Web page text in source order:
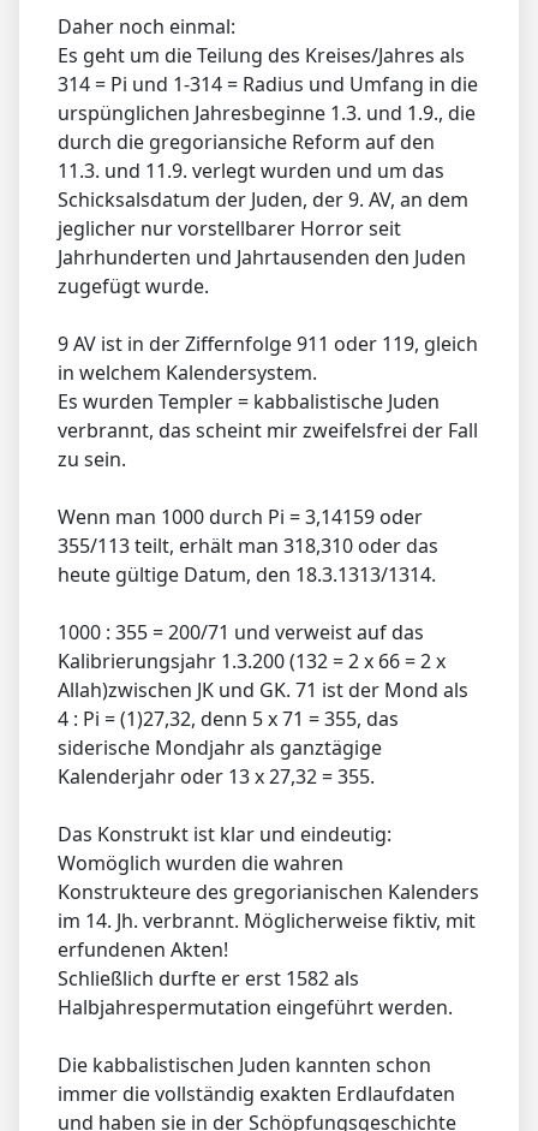
Daher noch einmal:
Es geht um die Teilung des Kreises/Jahres als
314 = Pi und 1-314 = Radius und Umfang in die
urspünglichen Jahresbeginne 1.3. und 1.9., die
durch die gregoriansiche Reform auf den
11.3. und 11.9. verlegt wurden und um das
Schicksalsdatum der Juden, der 9. AV, an dem
jeglicher nur vorstellbarer Horror seit
Jahrhunderten und Jahrtausenden den Juden
zugefügt wurde.
9 AV ist in der Ziffernfolge 911 oder 119, gleich
in welchem Kalendersystem.
Es wurden Templer = kabbalistische Juden
verbrannt, das scheint mir zweifelsfrei der Fall
zu sein.
Wenn man 1000 durch Pi = 3,14159 oder
355/113 teilt, erhält man 318,310 oder das
heute gültige Datum, den 18.3.1313/1314.
1000 : 355 = 200/71 und verweist auf das
Kalibrierungsjahr 1.3.200 (132 = 2 x 66 = 2 x
Allah)zwischen JK und GK. 71 ist der Mond als
4 : Pi = (1)27,32, denn 5 x 71 = 355, das
siderische Mondjahr als ganztägige
Kalenderjahr oder 13 x 27,32 = 355.
Das Konstrukt ist klar und eindeutig:
Womöglich wurden die wahren
Konstrukteure des gregorianischen Kalenders
im 14. Jh. verbrannt. Möglicherweise fiktiv, mit
erfundenen Akten!
Schließlich durfte er erst 1582 als
Halbjahrespermutation eingeführt werden.
Die kabbalistischen Juden kannten schon
immer die vollständig exakten Erdlaufdaten
und haben sie in der Schöpfungsgeschichte